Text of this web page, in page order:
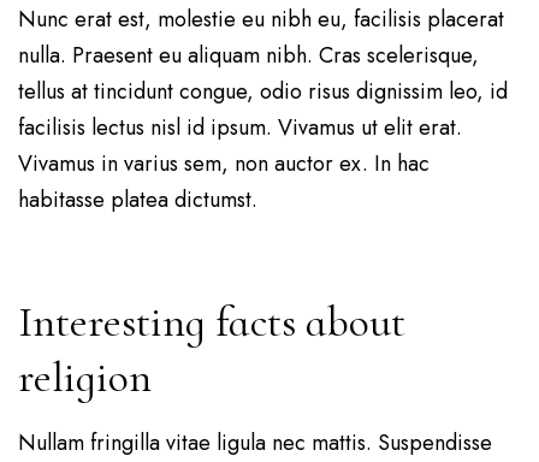
Nunc erat est, molestie eu nibh eu, facilisis placerat
nulla. Praesent eu aliquam nibh. Cras scelerisque,
tellus at tincidunt congue, odio risus dignissim leo, id
facilisis lectus nisl id ipsum. Vivamus ut elit erat.
Vivamus in varius sem, non auctor ex. In hac
habitasse platea dictumst.
Interesting facts about
religion
Nullam fringilla vitae ligula nec mattis. Suspendisse